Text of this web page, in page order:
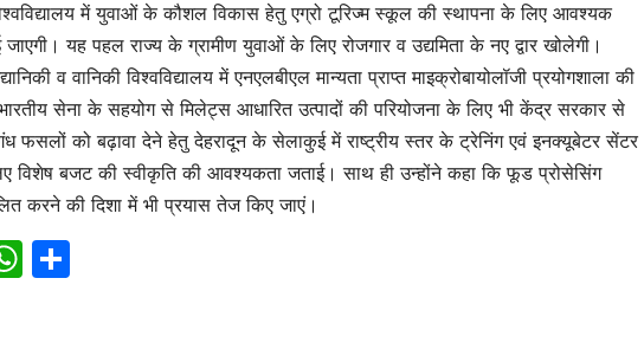
में युवाओं के कौशल विकास हेतु एग्रो टूरिज्म स्कूल की स्थापना के लिए आवश्यक
यह पहल राज्य के ग्रामीण युवाओं के लिए रोजगार व उद्यमिता के नए द्वार खोलेगी।
व वानिकी विश्वविद्यालय में एनएलबीएल मान्यता प्राप्त माइक्रोबायोलॉजी प्रयोगशाला की
भारतीय सेना के सहयोग से मिलेट्स आधारित उत्पादों की परियोजना के लिए भी केंद्र सरकार से
फसलों को बढ़ावा देने हेतु देहरादून के सेलाकुई में राष्ट्रीय स्तर के ट्रेनिंग एवं इनक्यूबेटर सेंटर
विशेष बजट की स्वीकृति की आवश्यकता जताई। साथ ही उन्होंने कहा कि फूड प्रोसेसिंग
करने की दिशा में भी प्रयास तेज किए जाएं।
WhatsApp